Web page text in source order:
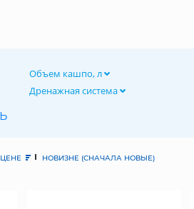
Объем кашпо, л
Дренажная система
ЦЕНЕ НОВИЗНЕ (СНАЧАЛА НОВЫЕ)